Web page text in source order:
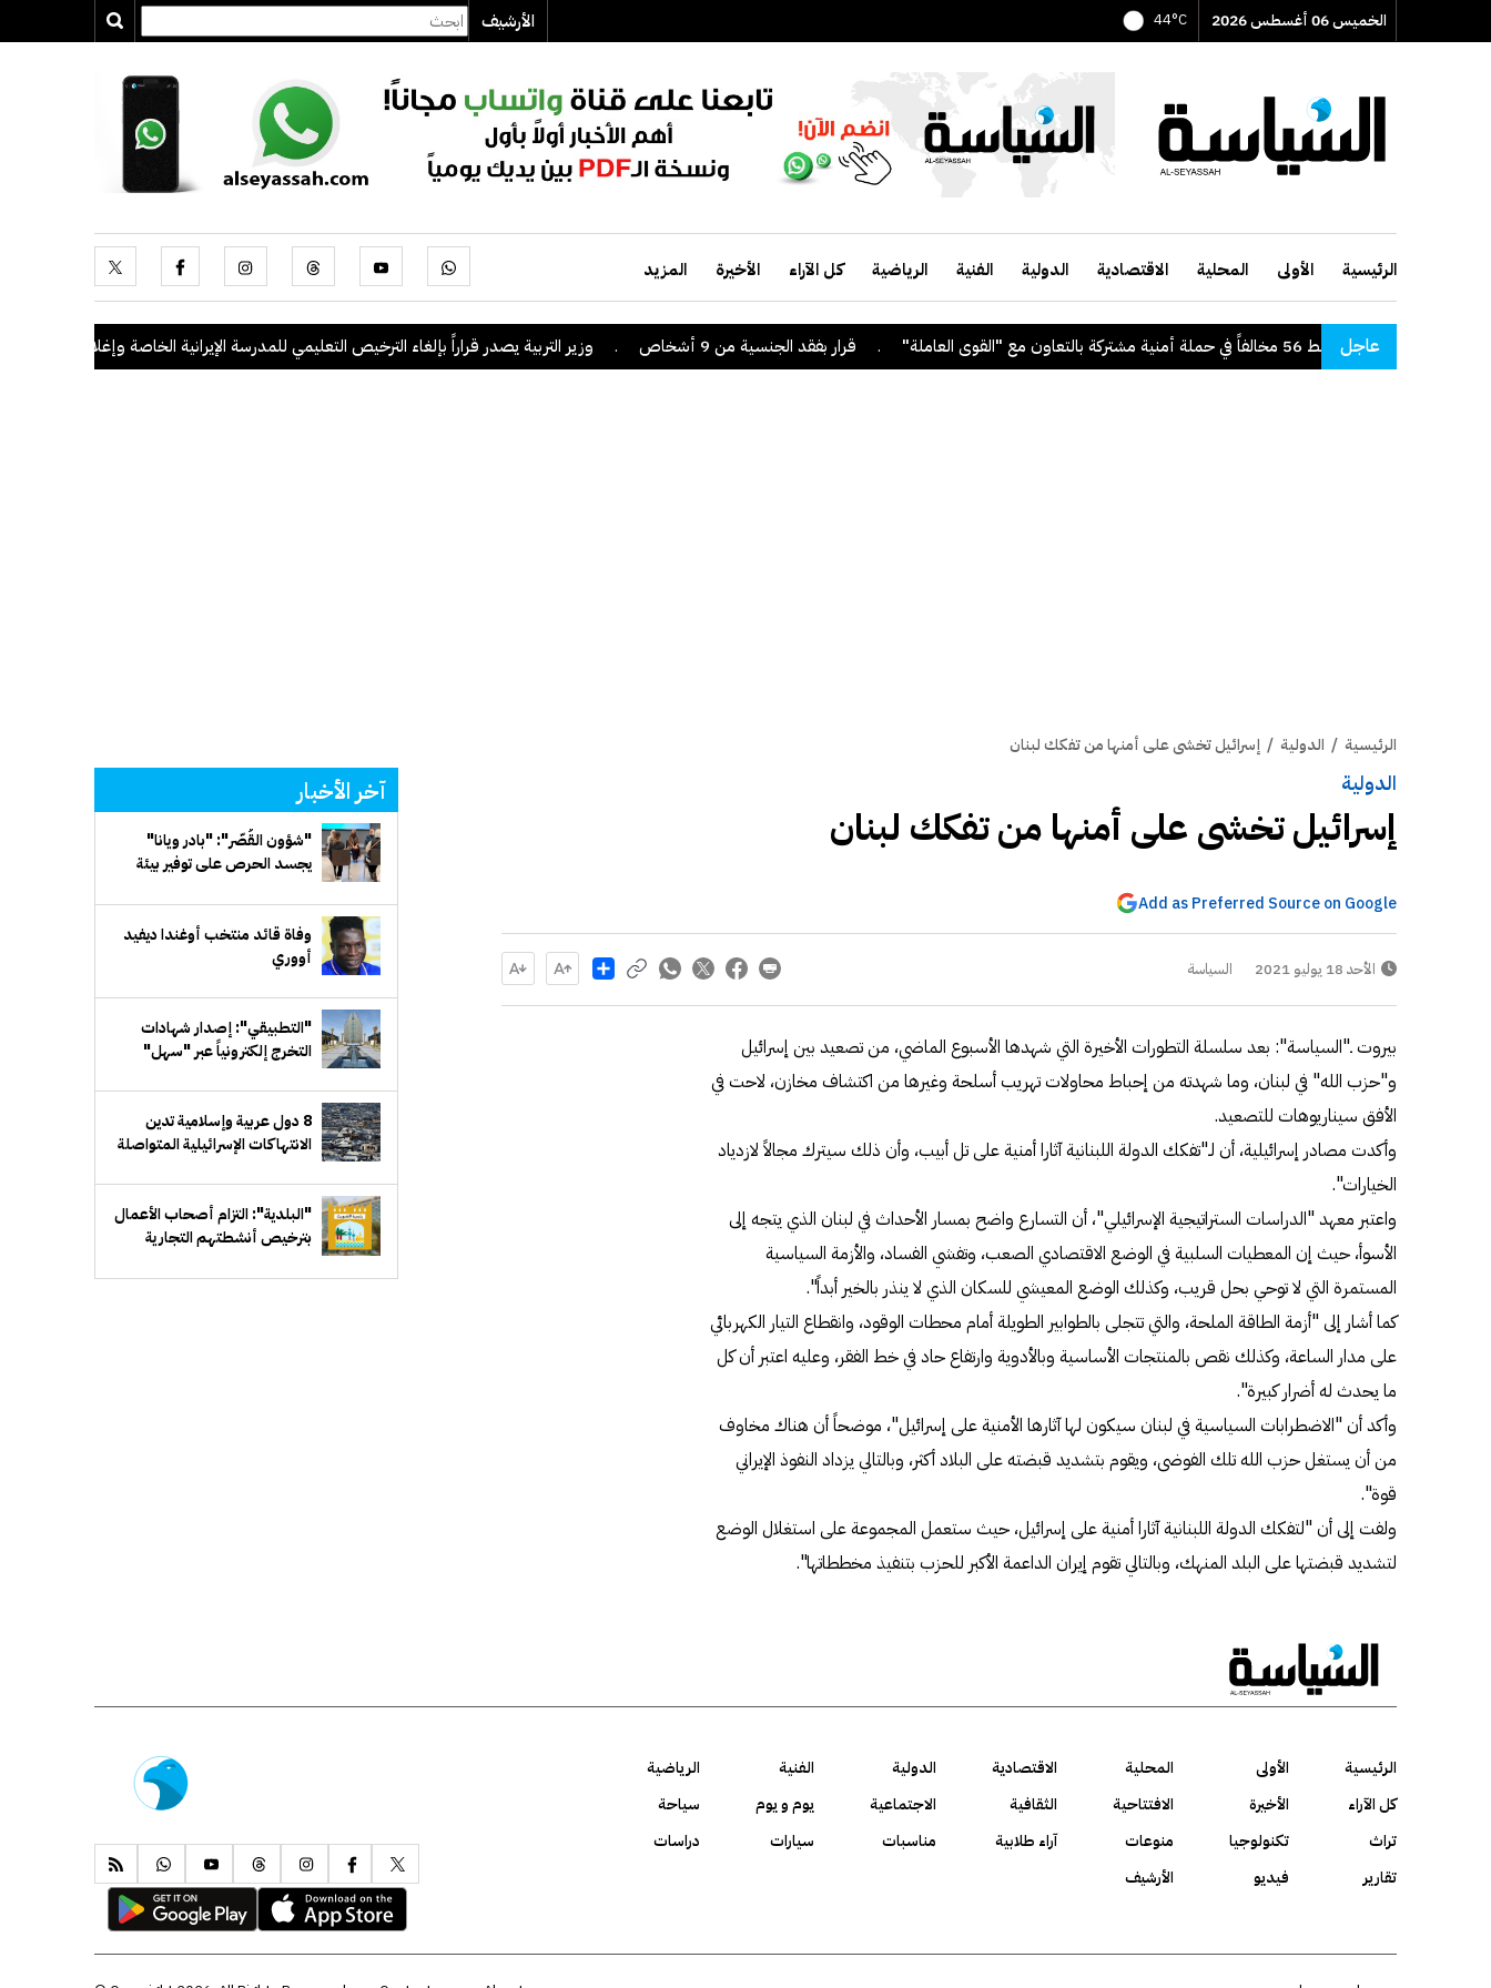
الخميس 06 أغسطس 2026 44°C الأرشيف
الرئيسية الأولى المحلية الاقتصادية الدولية الفنية الرياضية كل الآراء الأخيرة المزيد
عاجل
"الداخلية": ضبط 56 مخالفاً في حملة أمنية مشتركة بالتعاون مع "القوى العاملة" . قرار بفقد الجنسية من 9 أشخاص . وزير التربية يصدر قراراً بإلغاء الترخيص التعليمي للمدرسة الإيرانية الخاصة وإغلاقها
الرئيسية / الدولية / إسرائيل تخشى على أمنها من تفكك لبنان
الدولية
إسرائيل تخشى على أمنها من تفكك لبنان
Add as Preferred Source on Google
الأحد 18 يوليو 2021 السياسة Share
بيروت ـ"السياسة": بعد سلسلة التطورات الأخيرة التي شهدها الأسبوع الماضي، من تصعيد بين إسرائيل
و"حزب الله" في لبنان، وما شهدته من إحباط محاولات تهريب أسلحة وغيرها من اكتشاف مخازن، لاحت في
الأفق سيناريوهات للتصعيد.
وأكدت مصادر إسرائيلية، أن لـ"تفكك الدولة اللبنانية آثارا أمنية على تل أبيب، وأن ذلك سيترك مجالاً لازدياد
الخيارات".
واعتبر معهد "الدراسات الستراتيجية الإسرائيلي"، أن التسارع واضح بمسار الأحداث في لبنان الذي يتجه إلى
الأسوأ، حيث إن المعطيات السلبية في الوضع الاقتصادي الصعب، وتفشي الفساد، والأزمة السياسية
المستمرة التي لا توحي بحل قريب، وكذلك الوضع المعيشي للسكان الذي لا ينذر بالخير أبداً".
كما أشار إلى "أزمة الطاقة الملحة، والتي تتجلى بالطوابير الطويلة أمام محطات الوقود، وانقطاع التيار الكهربائي
على مدار الساعة، وكذلك نقص بالمنتجات الأساسية وبالأدوية وارتفاع حاد في خط الفقر، وعليه اعتبر أن كل
ما يحدث له أضرار كبيرة".
وأكد أن "الاضطرابات السياسية في لبنان سيكون لها آثارها الأمنية على إسرائيل"، موضحاً أن هناك مخاوف
من أن يستغل حزب الله تلك الفوضى، ويقوم بتشديد قبضته على البلاد أكثر، وبالتالي يزداد النفوذ الإيراني
قوة".
ولفت إلى أن "لتفكك الدولة اللبنانية آثارا أمنية على إسرائيل، حيث ستعمل المجموعة على استغلال الوضع
لتشديد قبضتها على البلد المنهك، وبالتالي تقوم إيران الداعمة الأكبر للحزب بتنفيذ مخططاتها".
آخر الأخبار
"شؤون القُصّر": "بادر ويانا"
يجسد الحرص على توفير بيئة
للمشمولين بالرعاية
وفاة قائد منتخب أوغندا ديفيد
أووري
"التطبيقي": إصدار شهادات
التخرج إلكترونياً عبر "سهل"
8 دول عربية وإسلامية تدين
الانتهاكات الإسرائيلية المتواصلة
لإنهاء النزاع
"البلدية": التزام أصحاب الأعمال
بترخيص أنشطتهم التجارية
للاستثمارات
الرئيسية الأولى المحلية الاقتصادية الدولية الفنية
الرياضية
كل الآراء
الأخيرة الافتتاحية الثقافية الاجتماعية يوم و يوم
سياحة
تراث
تكنولوجيا منوعات آراء طلابية مناسبات سيارات
دراسات
تقارير
فيديو الأرشيف